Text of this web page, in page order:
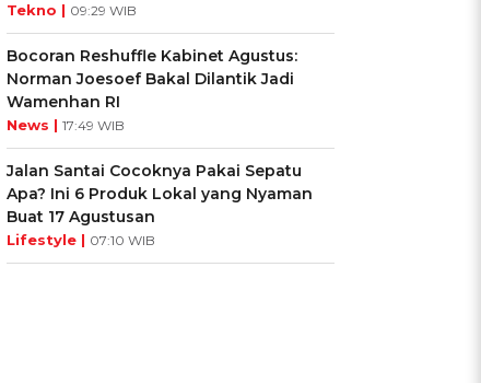
Tekno | 09:29 WIB
Bocoran Reshuffle Kabinet Agustus:
Norman Joesoef Bakal Dilantik Jadi
Wamenhan RI
News | 17:49 WIB
Jalan Santai Cocoknya Pakai Sepatu
Apa? Ini 6 Produk Lokal yang Nyaman
Buat 17 Agustusan
Lifestyle | 07:10 WIB